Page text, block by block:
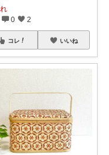
0 2
コレ いいね